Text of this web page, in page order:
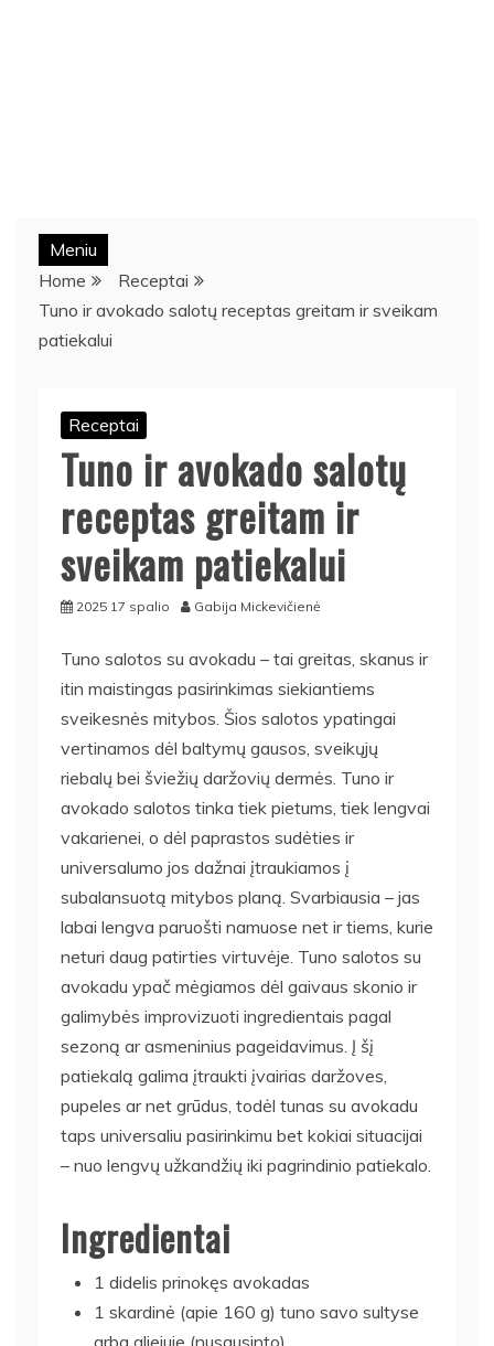
Meniu
Home
Receptai
Tuno ir avokado salotų receptas greitam ir sveikam
patiekalui
Receptai
Tuno ir avokado salotų
receptas greitam ir
sveikam patiekalui
2025 17 spalio Gabija Mickevičienė
Tuno salotos su avokadu – tai greitas, skanus ir
itin maistingas pasirinkimas siekiantiems
sveikesnės mitybos. Šios salotos ypatingai
vertinamos dėl baltymų gausos, sveikųjų
riebalų bei šviežių daržovių dermės. Tuno ir
avokado salotos tinka tiek pietums, tiek lengvai
vakarienei, o dėl paprastos sudėties ir
universalumo jos dažnai įtraukiamos į
subalansuotą mitybos planą. Svarbiausia – jas
labai lengva paruošti namuose net ir tiems, kurie
neturi daug patirties virtuvėje. Tuno salotos su
avokadu ypač mėgiamos dėl gaivaus skonio ir
galimybės improvizuoti ingredientais pagal
sezoną ar asmeninius pageidavimus. Į šį
patiekalą galima įtraukti įvairias daržoves,
pupeles ar net grūdus, todėl tunas su avokadu
taps universaliu pasirinkimu bet kokiai situacijai
– nuo lengvų užkandžių iki pagrindinio patiekalo.
Ingredientai
1 didelis prinokęs avokadas
1 skardinė (apie 160 g) tuno savo sultyse
arba aliejuje (nusausinto)